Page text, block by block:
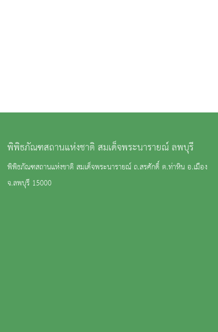
พิพิธภัณฑสถานแห่งชาติ สมเด็จพระนารายณ์ ลพบุรี
พิพิธภัณฑสถานแห่งชาติ สมเด็จพระนารายณ์ ถ.สรศักดิ์ ต.ท่าหิน อ.เมือง
จ.ลพบุรี 15000